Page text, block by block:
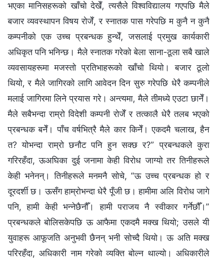
भएका मानिसहरूको खाँचो देखेँ, त्यसैले विश्वविद्यालय गएपछि मैले
बजार व्यवस्थापन विषय रोजेँ, र स्नातक पास गरेपछि म कुनै न कुनै
कम्पनीको एक उच्‍च प्रबन्धक हुन्थेँ, जसलाई प्रमुख कार्यकारी
अधिकृत पनि भनिन्छ। मैले स्नातक गरेको बेला साना-ठूला सबै खाले
व्यवसायहरूमा मजस्तो प्रतिभाहरूको खाँचो थियो। बजार ठूलो
थियो, र मैले जागिरको लागि आवेदन दिन सुरु गरेपछि धेरै कम्पनीले
मलाई जागिरमा लिने प्रयास गरे। अन्त्यमा, मैले तीमध्ये एउटा छानेँ।
मैले सबैभन्दा राम्रो विदेशी कम्पनी रोजेँ र तत्कालै धेरै तलब भएको
प्रबन्धक बनेँ। पाँच वर्षभित्रै मैले कार किनेँ। एकदमै चलाख, हैन
त? योभन्दा राम्रो छनौट पनि हुन सक्छ र?” प्रबन्धकले कुरा
गरिरहँदा, ऊअघिका दुई जनामा केही विरोध जाग्यो तर तिनीहरूले
केही भनेनन्। तिनीहरूले मनमनै सोचे, “ऊ उच्‍च प्रबन्धक हो र
दूरदर्शी छ। ऊसँग हाम्रोभन्दा धेरै पूँजी छ। हामीमा अलि विरोध जागे
पनि, हामी केही भन्नेछैनौँ। हामी पराजय नै स्वीकार गर्नेछौँ।”
प्रबन्धकले बोलिसकेपछि ऊ आफैमा एकदमै मक्ख थियो; उसले यी
युवाहरू आफूजति अनुभवी छैनन् भनी सोच्दै थियो। ऊ अति मक्ख
परिरहँदा, अधिकारी नाम गरेको व्यक्ति बोल्न थाल्यो। अधिकारीले